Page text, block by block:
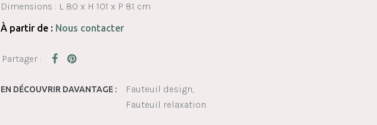
Dimensions : L 80 x H 101 x P 81 cm
À partir de : Nous contacter
EN DÉCOUVRIR DAVANTAGE :
Fauteuil design
Fauteuil relaxation